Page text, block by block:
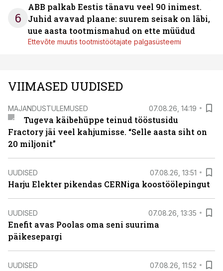
6
ABB palkab Eestis tänavu veel 90 inimest.
Juhid avavad plaane: suurem seisak on läbi,
uue aasta tootmismahud on ette müüdud
Ettevõte muutis tootmistöötajate palgasüsteemi
VIIMASED UUDISED
MAJANDUSTULEMUSED 07.08.26, 14:19
Tugeva käibehüppe teinud tööstusidu
Fractory jäi veel kahjumisse. “Selle aasta siht on
20 miljonit”
UUDISED 07.08.26, 13:51
Harju Elekter pikendas CERNiga koostöölepingut
UUDISED 07.08.26, 13:35
Enefit avas Poolas oma seni suurima
päikesepargi
UUDISED 07.08.26, 11:52